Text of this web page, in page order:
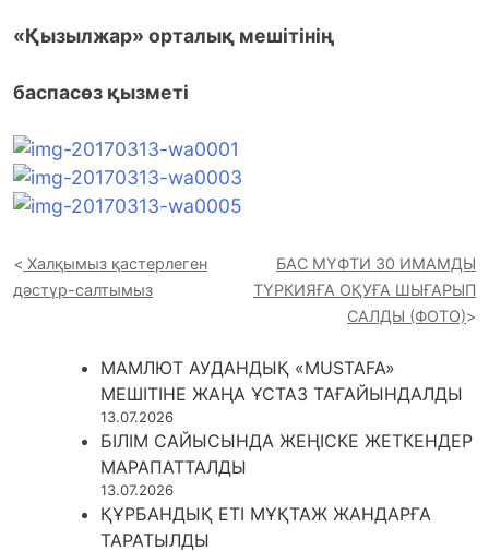
«Қызылжар» орталық мешітінің
баспасөз қызметі
Халқымыз қастерлеген
дәстүр-салтымыз
БАС МҮФТИ 30 ИМАМДЫ
ТҮРКИЯҒА ОҚУҒА ШЫҒАРЫП
САЛДЫ (ФОТО)
МАМЛЮТ АУДАНДЫҚ «MUSTAFA»
МЕШІТІНЕ ЖАҢА ҰСТАЗ ТАҒАЙЫНДАЛДЫ
13.07.2026
БІЛІМ САЙЫСЫНДА ЖЕҢІСКЕ ЖЕТКЕНДЕР
МАРАПАТТАЛДЫ
13.07.2026
ҚҰРБАНДЫҚ ЕТІ МҰҚТАЖ ЖАНДАРҒА
ТАРАТЫЛДЫ